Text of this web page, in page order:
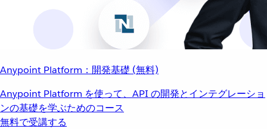
Anypoint Platform：開発基礎 (無料)
Anypoint Platform を使って、API の開発とインテグレーショ
ンの基礎を学ぶためのコース
無料で受講する